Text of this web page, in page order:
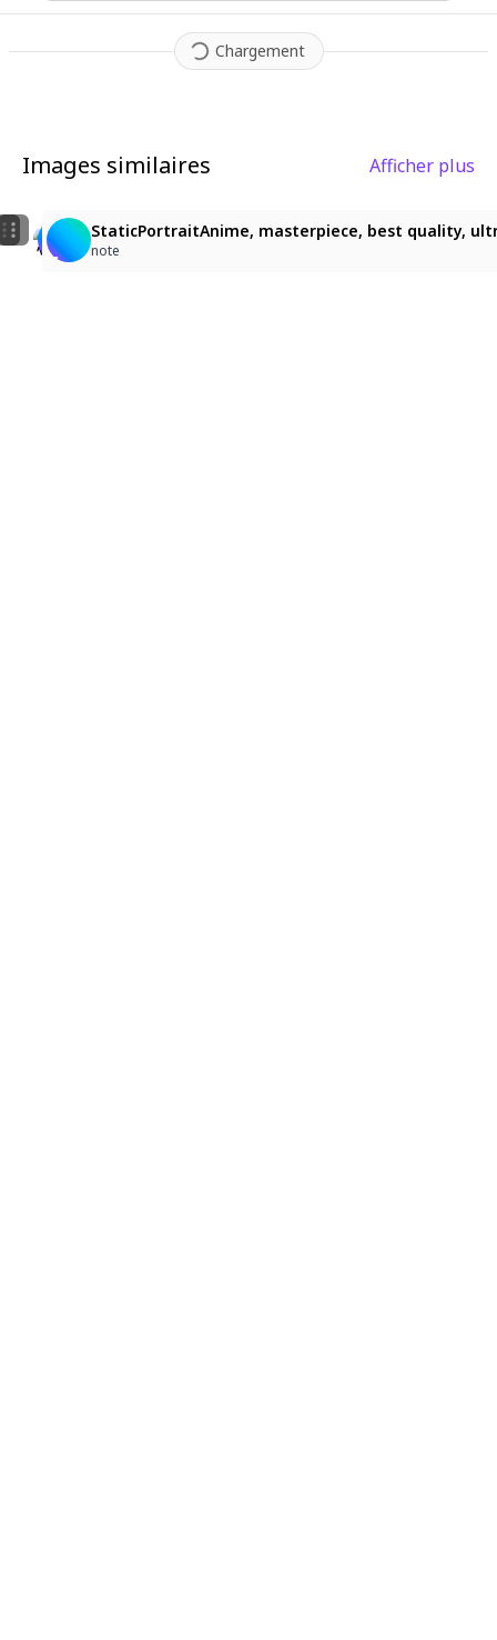
Chargement
Images similaires Afficher plus
神祇少女與巨龍的奇幻之旅
天影
hotori, masterpiece, best quality, 1woman, solo,
らり
StaticPortraitAnime, masterpiece, best quality,
note